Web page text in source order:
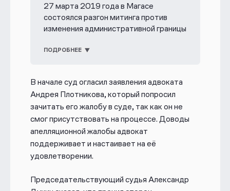
27 марта 2019 года в Магасе
состоялся разгон митинга против
изменения административной границы
отношении ингушской оппозиции. В
административные дела, против
десятков — уголовные.
В декабре 2021
Кисловодский городской суд на
выездном заседании в Ессентуках
приговорил к срокам от 7,5 до 9 лет
— Малсага Ужахова — председателя
ПОДРОБНЕЕ
В начале суд огласил заявления адвоката
Андрея Плотникова, который попросил
зачитать его жалобу в суде, так как он не
смог присутствовать на процессе. Доводы
апелляционной жалобы адвокат
поддерживает и настаивает на её
удовлетворении.
Председательствующий судья Александр